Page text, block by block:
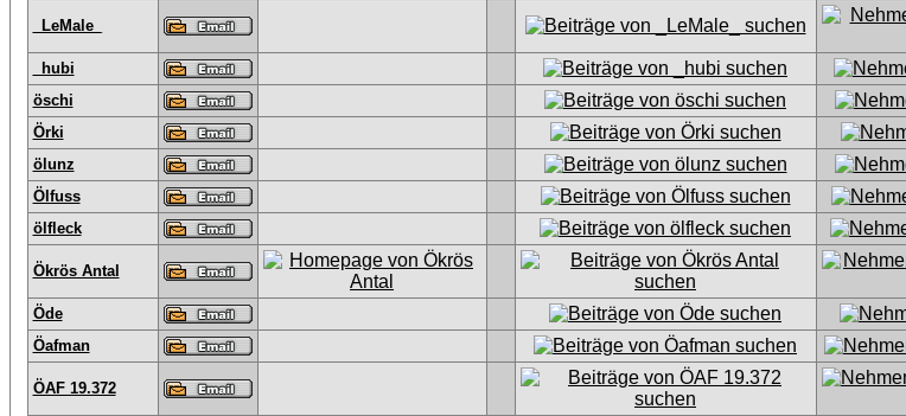
_LeMale_
_hubi
öschi
Örki
ölunz
Ölfuss
ölfleck
Ökrös Antal
Öde
Öafman
ÖAF 19.372